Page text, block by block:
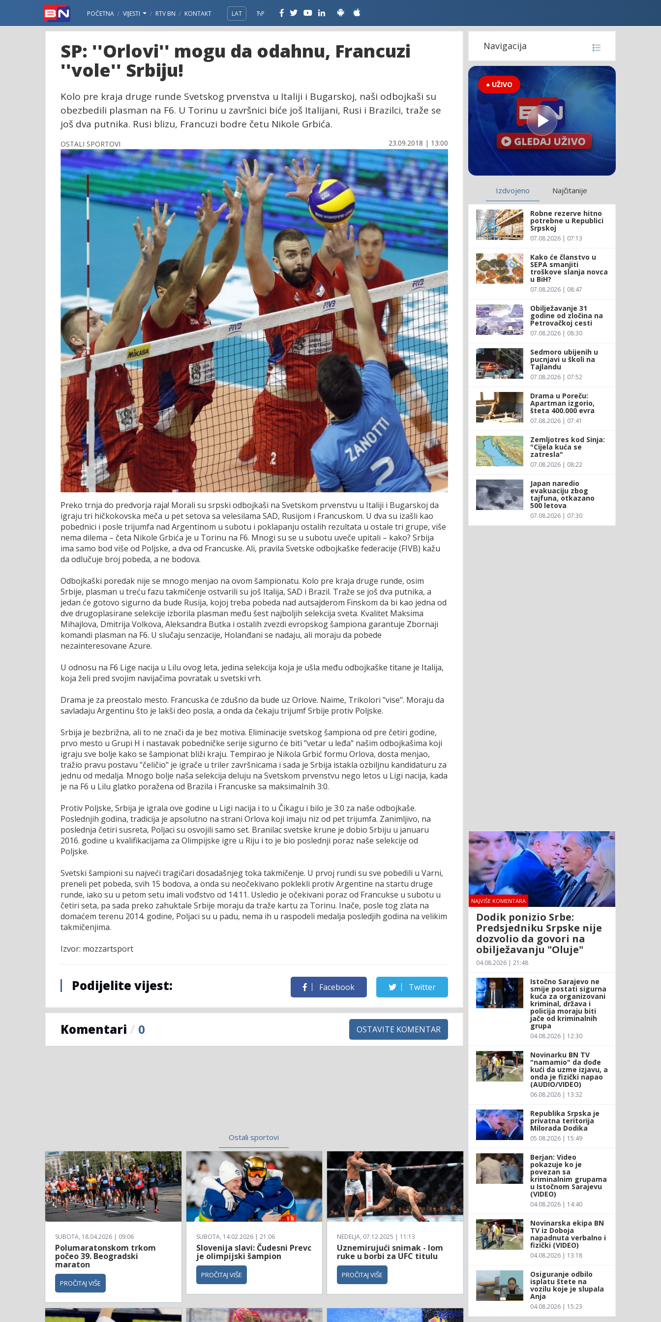
POČETNA VIJESTI RTV BN KONTAKT LAT ЋР
SP: ''Orlovi'' mogu da odahnu, Francuzi
''vole'' Srbiju!
Kolo pre kraja druge runde Svetskog prvenstva u Italiji i Bugarskoj, naši odbojkaši su
obezbedili plasman na F6. U Torinu u završnici biće još Italijani, Rusi i Brazilci, traže se
još dva putnika. Rusi blizu, Francuzi bodre četu Nikole Grbića.
OSTALI SPORTOVI 23.09.2018 | 13:00
Preko trnja do predvorja raja! Morali su srpski odbojkaši na Svetskom prvenstvu u Italiji i Bugarskoj da
igraju tri hičkokovska meča u pet setova sa velesilama SAD, Rusijom i Francuskom. U dva su izašli kao
pobednici i posle trijumfa nad Argentinom u subotu i poklapanju ostalih rezultata u ostale tri grupe, više
nema dilema – četa Nikole Grbića je u Torinu na F6. Mnogi su se u subotu uveče upitali – kako? Srbija
ima samo bod više od Poljske, a dva od Francuske. Ali, pravila Svetske odbojkaške federacije (FIVB) kažu
da odlučuje broj pobeda, a ne bodova.
Odbojkaški poredak nije se mnogo menjao na ovom šampionatu. Kolo pre kraja druge runde, osim
Srbije, plasman u treću fazu takmičenje ostvarili su još Italija, SAD i Brazil. Traže se još dva putnika, a
jedan će gotovo sigurno da bude Rusija, kojoj treba pobeda nad autsajderom Finskom da bi kao jedna od
dve drugoplasirane selekcije izborila plasman među šest najboljih selekcija sveta. Kvalitet Maksima
Mihajlova, Dmitrija Volkova, Aleksandra Butka i ostalih zvezdi evropskog šampiona garantuje Zbornaji
komandi plasman na F6. U slučaju senzacije, Holanđani se nadaju, ali moraju da pobede
nezainteresovane Azure.
U odnosu na F6 Lige nacija u Lilu ovog leta, jedina selekcija koja je ušla među odbojkaške titane je Italija,
koja želi pred svojim navijačima povratak u svetski vrh.
Drama je za preostalo mesto. Francuska će zdušno da bude uz Orlove. Naime, Trikolori "vise". Moraju da
savladaju Argentinu što je lakši deo posla, a onda da čekaju trijumf Srbije protiv Poljske.
Srbija je bezbrižna, ali to ne znači da je bez motiva. Eliminacije svetskog šampiona od pre četiri godine,
prvo mesto u Grupi H i nastavak pobedničke serije sigurno će biti "vetar u leđa" našim odbojkašima koji
igraju sve bolje kako se šampionat bliži kraju. Tempirao je Nikola Grbić formu Orlova, dosta menjao,
tražio pravu postavu "čeličio" je igrače u triler završnicama i sada je Srbija istakla ozbiljnu kandidaturu za
jednu od medalja. Mnogo bolje naša selekcija deluju na Svetskom prvenstvu nego letos u Ligi nacija, kada
je na F6 u Lilu glatko poražena od Brazila i Francuske sa maksimalnih 3:0.
Protiv Poljske, Srbija je igrala ove godine u Ligi nacija i to u Čikagu i bilo je 3:0 za naše odbojkaše.
Poslednjih godina, tradicija je apsolutno na strani Orlova koji imaju niz od pet trijumfa. Zanimljivo, na
poslednja četiri susreta, Poljaci su osvojili samo set. Branilac svetske krune je dobio Srbiju u januaru
2016. godine u kvalifikacijama za Olimpijske igre u Riju i to je bio poslednji poraz naše selekcije od
Poljske.
Svetski šampioni su najveći tragičari dosadašnjeg toka takmičenje. U prvoj rundi su sve pobedili u Varni,
preneli pet pobeda, svih 15 bodova, a onda su neočekivano poklekli protiv Argentine na startu druge
runde, iako su u petom setu imali vođstvo od 14:11. Usledio je očekivani poraz od Francukse u subotu u
četiri seta, pa sada preko zahuktale Srbije moraju da traže kartu za Torinu. Inače, posle tog zlata na
domaćem terenu 2014. godine, Poljaci su u padu, nema ih u raspodeli medalja posledjih godina na velikim
takmičenjima.
Izvor: mozzartsport
Podijelite vijest: Facebook Twitter
Komentari / 0 OSTAVITE KOMENTAR
Ostali sportovi
SUBOTA, 18.04.2026 | 09:06
Polumaratonskom trkom
počeo 39. Beogradski
maraton
PROČITAJ VIŠE
SUBOTA, 14.02.2026 | 21:06
Slovenija slavi: Čudesni Prevc
je olimpijski šampion
PROČITAJ VIŠE
NEDELJA, 07.12.2025 | 11:13
Uznemirujući snimak - lom
ruke u borbi za UFC titulu
PROČITAJ VIŠE
Navigacija
● UŽIVO
Izdvojeno Najčitanije
Robne rezerve hitno
potrebne u Republici
Srpskoj
07.08.2026 | 07:13
Kako će članstvo u
SEPA smanjiti
troškove slanja novca
u BiH?
07.08.2026 | 08:47
Obilježavanje 31
godine od zločina na
Petrovačkoj cesti
07.08.2026 | 08:30
Sedmoro ubijenih u
pucnjavi u školi na
Tajlandu
07.08.2026 | 07:52
Drama u Poreču:
Apartman izgorio,
šteta 400.000 evra
07.08.2026 | 07:41
Zemljotres kod Sinja:
"Cijela kuća se
zatresla"
07.08.2026 | 08:22
Japan naredio
evakuaciju zbog
tajfuna, otkazano
500 letova
07.08.2026 | 07:30
NAJVIŠE KOMENTARA
Dodik ponizio Srbe:
Predsjedniku Srpske nije
dozvolio da govori na
obilježavanju "Oluje"
04.08.2026 | 21:48
Istočno Sarajevo ne
smije postati sigurna
kuća za organizovani
kriminal, država i
policija moraju biti
jače od kriminalnih
grupa
04.08.2026 | 12:30
Novinarku BN TV
"namamio" da dođe
kući da uzme izjavu, a
onda je fizički napao
(AUDIO/VIDEO)
06.08.2026 | 13:32
Republika Srpska je
privatna teritorija
Milorada Dodika
05.08.2026 | 15:49
Berjan: Video
pokazuje ko je
povezan sa
kriminalnim grupama
u Istočnom Sarajevu
(VIDEO)
04.08.2026 | 14:40
Novinarska ekipa BN
TV iz Doboja
napadnuta verbalno i
fizički (VIDEO)
04.08.2026 | 13:18
Osiguranje odbilo
isplatu štete na
vozilu koje je slupala
Anja
04.08.2026 | 15:23